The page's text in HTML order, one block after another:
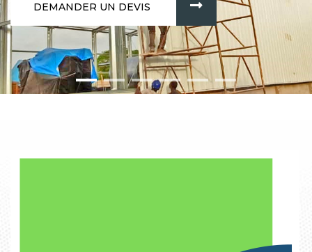
DEMANDER UN DEVIS